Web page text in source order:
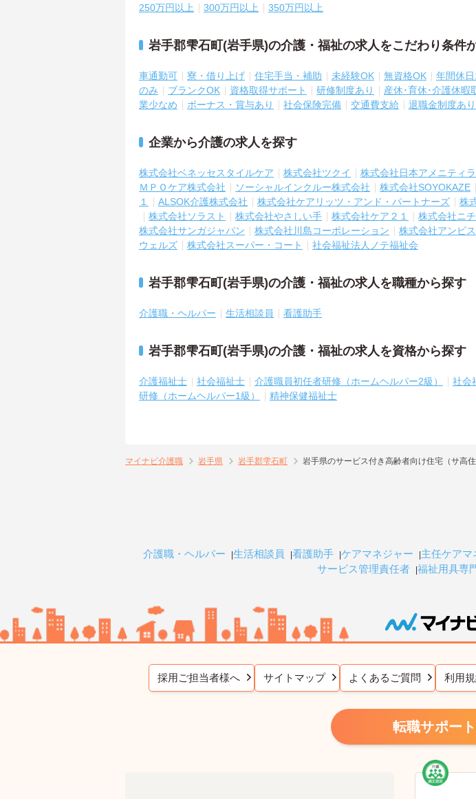
250万円以上 300万円以上 350万円以上
岩手郡雫石町(岩手県)の介護・福祉の求人をこだわり条件
車通勤可 寮・借り上げ 住宅手当・補助 未経験OK 無資格OK 年間休
のみ
ブランクOK 資格取得サポート 研修制度あり 産休･育休･介護休暇
業少なめ
ボーナス・賞与あり 社会保険完備 交通費支給 退職金制度あり
企業から介護の求人を探す
株式会社ベネッセスタイルケア 株式会社ツクイ 株式会社日本アメニティ
ＭＰＯケア株式会社
ソーシャルインクルー株式会社 株式会社SOYOKAZE
１
ALSOK介護株式会社 株式会社ケアリッツ・アンド・パートナーズ
株
株式会社ソラスト
株式会社やさしい手 株式会社ケア２１
株式会社ニ
株式会社サンガジャパン
株式会社川島コーポレーション 株式会社アンビス
ウェルズ
株式会社スーパー・コート 社会福祉法人ノテ福祉会
岩手郡雫石町(岩手県)の介護・福祉の求人を職種から探す
介護職・ヘルパー 生活相談員 看護助手
岩手郡雫石町(岩手県)の介護・福祉の求人を資格から探す
介護福祉士 社会福祉士 介護職員初任者研修（ホームヘルパー2級） 社会
研修（ホームヘルパー1級）
精神保健福祉士
マイナビ介護職 岩手県 岩手郡雫石町 岩手県のサービス付き高齢者向け住宅（サ高
介護職・ヘルパー 生活相談員 看護助手 ケアマネジャー 主任ケアマ
サービス管理責任者
福祉用具専
採用ご担当者様へ サイトマップ よくあるご質問 利用
転職サポー